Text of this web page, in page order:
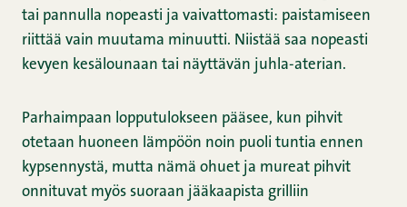
tai pannulla nopeasti ja vaivattomasti: paistamiseen
riittää vain muutama minuutti. Niistää saa nopeasti
kevyen kesälounaan tai näyttävän juhla-aterian.
Parhaimpaan lopputulokseen pääsee, kun pihvit
otetaan huoneen lämpöön noin puoli tuntia ennen
kypsennystä, mutta nämä ohuet ja mureat pihvit
onnituvat myös suoraan jääkaapista grilliin